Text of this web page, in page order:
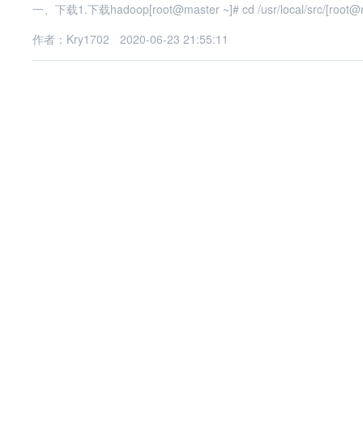
一、下载1.下载hadoop[root@master ~]# cd /usr/local/src/
作者：Kry1702
2020-06-23 21:55:11